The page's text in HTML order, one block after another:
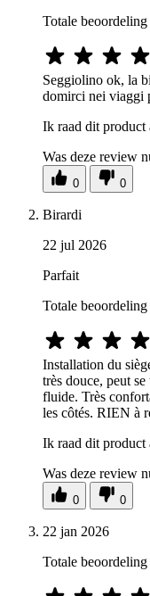
Totale beoordeling
Seggiolino ok, la
domirci nei viaggi
Ik raad dit product
Was deze review
0 0
Birardi
22 jul 2026
Parfait
Totale beoordeling
Installation du
très douce, peut
fluide. Très
les côtés. RIEN à
Ik raad dit product
Was deze review
0 0
22 jan 2026
Totale beoordeling